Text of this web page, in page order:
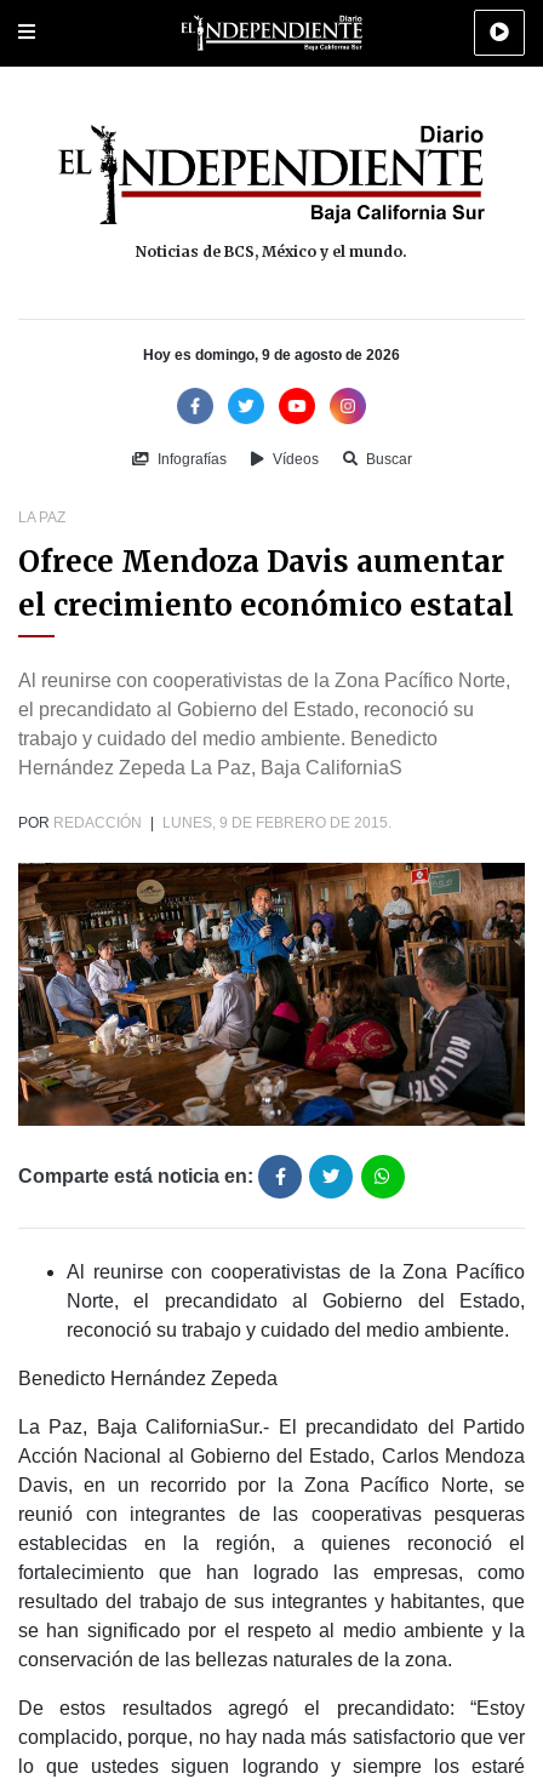
Portada Los Cabos Policiaca Deportes Cultura
Noticias de BCS, México y el mundo.
Hoy es domingo, 9 de agosto de 2026
Infografías Vídeos Buscar
LA PAZ
Ofrece Mendoza Davis aumentar
el crecimiento económico estatal
Al reunirse con cooperativistas de la Zona Pacífico Norte,
el precandidato al Gobierno del Estado, reconoció su
trabajo y cuidado del medio ambiente. Benedicto
Hernández Zepeda La Paz, Baja CaliforniaS
POR REDACCIÓN LUNES, 9 DE FEBRERO DE 2015.
Comparte está noticia en:
Al reunirse con cooperativistas de la Zona Pacífico
Norte, el precandidato al Gobierno del Estado,
reconoció su trabajo y cuidado del medio ambiente.
Benedicto Hernández Zepeda
La Paz, Baja CaliforniaSur.- El precandidato del Partido
Acción Nacional al Gobierno del Estado, Carlos Mendoza
Davis, en un recorrido por la Zona Pacífico Norte, se
reunió con integrantes de las cooperativas pesqueras
establecidas en la región, a quienes reconoció el
fortalecimiento que han logrado las empresas, como
resultado del trabajo de sus integrantes y habitantes, que
se han significado por el respeto al medio ambiente y la
conservación de las bellezas naturales de la zona.
De estos resultados agregó el precandidato: “Estoy
complacido, porque, no hay nada más satisfactorio que ver
lo que ustedes siguen logrando y siempre los estaré